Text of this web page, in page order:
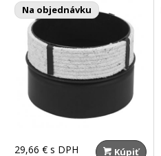
Na objednávku
29,66 €s DPH Kúpiť